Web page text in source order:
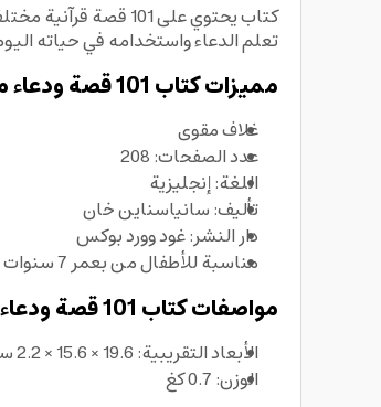
كتاب يحتوي على
تعلم الدعاء واستخدامه في حياته
مميزات كتاب 101 قصة ودعاء من القرآن الكريم :
غلاف مقوى
عدد الصفحات: 208
اللغة: إنجليزية
تأليف: سانياسناين خان
دار النشر: غود وورد بوكس
مناسبة للأطفال من بعمر 7 سنوات فما فوق
مواصفات كتاب 101 قصة ودعاء من القرآن الكريم التقنية:
الأبعاد التقريبية: 19.6 × 15.6 × 2.2 سم
الوزن: 0.7 كغ